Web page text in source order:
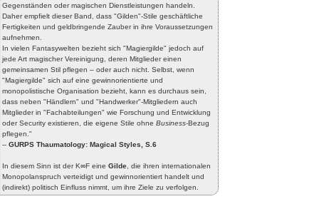
Gegenständen oder magischen Dienstleistungen handeln.
Daher empfielt dieser Band, dass "Gilden"-Stile geschäftliche
Fertigkeiten und geldbringende Zauber in ihre Voraussetzungen
aufnehmen.
In vielen Fantasywelten bezieht sich "Magiergilde" jedoch auf
jede Art magischer Vereinigung, deren Mitglieder einen
gemeinsamen Stil pflegen – oder auch nicht. Selbst, wenn
"Magiergilde" sich auf eine gewinnorientierte und
monopolistische Organisation bezieht, kann es durchaus sein,
dass neben "Händlern" und "Handwerker"-Mitgliedern auch
Mitglieder in "Fachabteilungen" wie Forschung und Entwicklung
oder Security existieren, die eigene Stile ohne Business-Bezug
pflegen."
-- GURPS Thaumatology: Magical Styles, S.6
In diesem Sinn ist der K∞F eine Gilde, die ihren internationalen
Monopolanspruch verteidigt und gewinnorientiert handelt und
(indirekt) politisch Einfluss nimmt, um ihre Ziele zu verfolgen.